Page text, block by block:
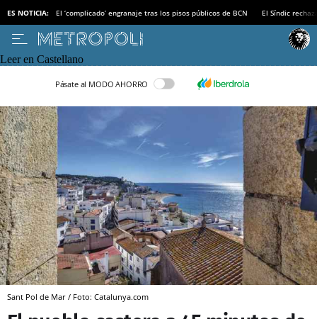
ES NOTICIA: El ‘complicado’ engranaje tras los pisos públicos de BCN El Síndic
Leer en Castellano
Pásate al MODO AHORRO
Sant Pol de Mar / Foto: Catalunya.com